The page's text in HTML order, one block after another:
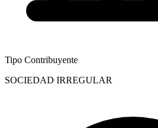
Tipo Contribuyente
SOCIEDAD IRREGULAR